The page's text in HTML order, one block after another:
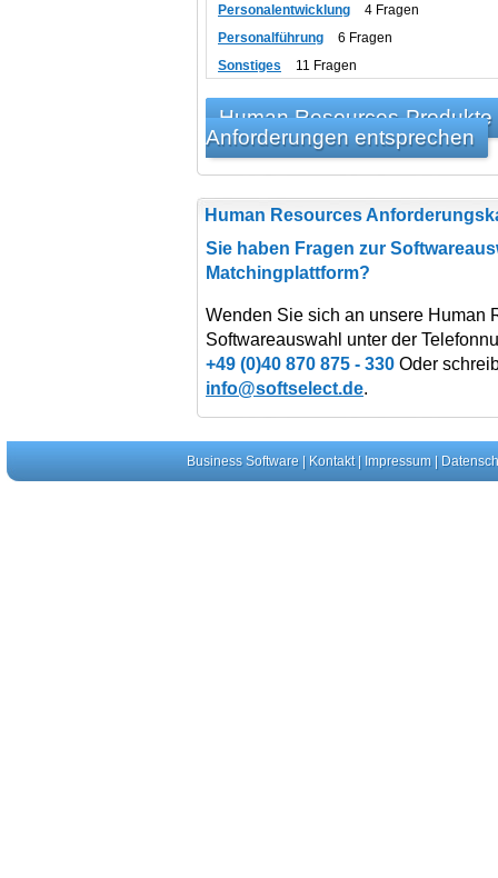
Personalentwicklung
4 Fragen
Personalführung
6 Fragen
Sonstiges
11 Fragen
Human Resources-
Anforderungen entsprechen
Human Resources
Sie haben Fragen zur
Matchingplattform?
Wenden Sie sich an unsere Human
Softwareauswahl unter der
+49 (0)40 870 875 - 330 Oder
info@softselect.de.
Business Software| Kontakt| Impressum|